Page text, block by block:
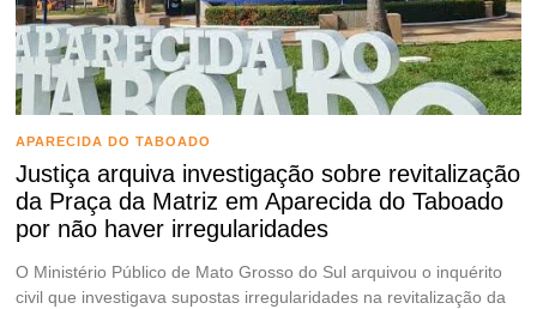
APARECIDA DO TABOADO
Justiça arquiva investigação sobre revitalização
da Praça da Matriz em Aparecida do Taboado
por não haver irregularidades
O Ministério Público de Mato Grosso do Sul arquivou o inquérito
civil que investigava supostas irregularidades na revitalização da